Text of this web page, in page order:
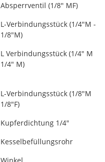
Absperrventil (1/8" MF)
L-Verbindungsstück (1/4"M -
1/8"M)
L Verbindungsstück (1/4" M
1/4" M)
L-Verbindungsstück (1/8"M
1/8"F)
Kupferdichtung 1/4"
Kesselbefüllungsrohr